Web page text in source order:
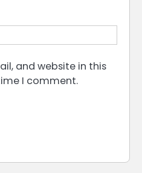
and website in this
I comment.